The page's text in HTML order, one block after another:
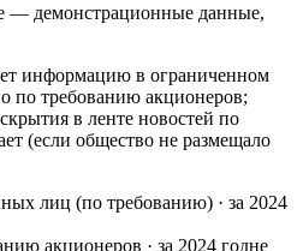
— демонстрационные данные,
информацию в ограниченном
по требованию акционеров;
в ленте новостей по
(если общество не размещало
лиц (по требованию) · за 2024
акционеров · за 2024 годне